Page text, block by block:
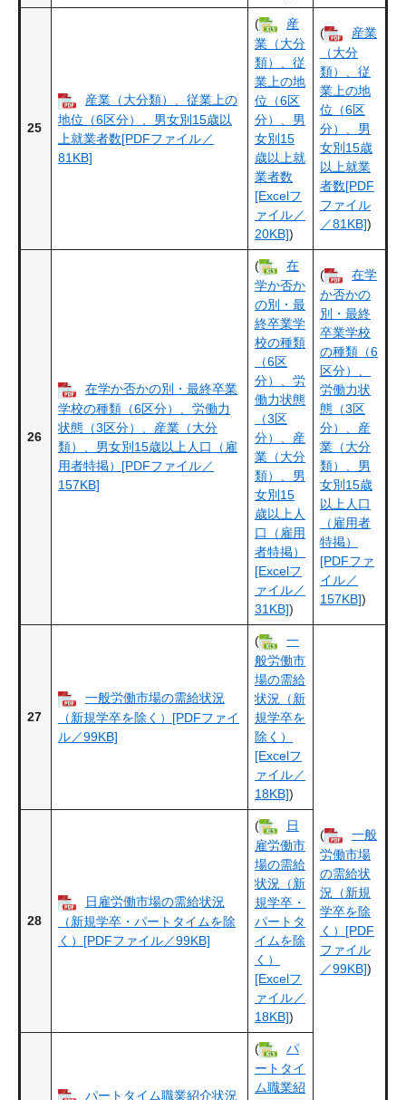
25
産業（大分類）、従業上の
地位（6区分）、男女別15歳以
上就業者数[PDFファイル／
81KB]
(
産
業（大分
類）、従
業上の地
位（6区
分）、男
女別15
歳以上就
業者数
[Excelフ
ァイル／
20KB])
(
産業
（大分
類）、従
業上の地
位（6区
分）、男
女別15歳
以上就業
者数[PDF
ファイル
／81KB])
26
在学か否かの別・最終卒業
学校の種類（6区分）、労働力
状態（3区分）、産業（大分
類）、男女別15歳以上人口（雇
用者特掲）[PDFファイル／
157KB]
(
在
学か否か
の別・最
終卒業学
校の種類
（6区
分）、労
働力状態
（3区
分）、産
業（大分
類）、男
女別15
歳以上人
口（雇用
者特掲）
[Excelフ
ァイル／
31KB])
(
在学
か否かの
別・最終
卒業学校
の種類（6
区分）、
労働力状
態（3区
分）、産
業（大分
類）、男
女別15歳
以上人口
（雇用者
特掲）
[PDFファ
イル／
157KB])
27
一般労働市場の需給状況
（新規学卒を除く）[PDFファイ
ル／99KB]
(
一
般労働市
場の需給
状況（新
規学卒を
除く）
[Excelフ
ァイル／
18KB])
(
一般
労働市場
の需給状
況（新規
学卒を除
く）[PDF
ファイル
／99KB])
28
日雇労働市場の需給状況
（新規学卒・パートタイムを除
く）[PDFファイル／99KB]
(
日
雇労働市
場の需給
状況（新
規学卒・
パートタ
イムを除
く）
[Excelフ
ァイル／
18KB])
パートタイム職業紹介状況
(
パ
ートタイ
ム職業紹